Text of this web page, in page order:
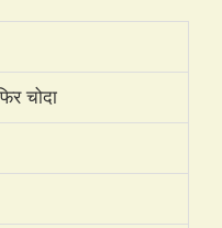
चोदा